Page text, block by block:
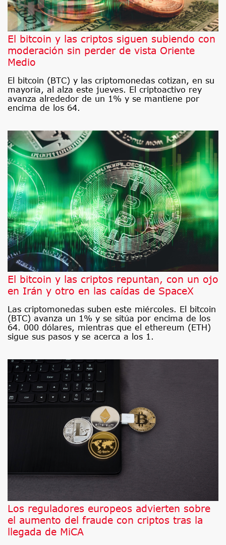
El bitcoin y las criptos siguen subiendo con
moderación sin perder de vista Oriente
Medio
El bitcoin (BTC) y las criptomonedas cotizan, en su
mayoría, al alza este jueves. El criptoactivo rey
avanza alrededor de un 1% y se mantiene por
encima de los 64.
El bitcoin y las criptos repuntan, con un ojo
en Irán y otro en las caídas de SpaceX
Las criptomonedas suben este miércoles. El bitcoin
(BTC) avanza un 1% y se sitúa por encima de los
64. 000 dólares, mientras que el ethereum (ETH)
sigue sus pasos y se acerca a los 1.
Los reguladores europeos advierten sobre
el aumento del fraude con criptos tras la
llegada de MiCA